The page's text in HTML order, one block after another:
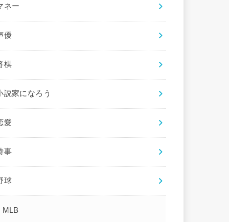
ネー
優
棋
説家になろう
愛
事
球
MLB